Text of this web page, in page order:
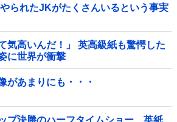
やられたJKがたくさんいるという事実
気高いんだ！」 英高級紙も驚愕した
に世界が衝撃
があまりにも・・・
プ決勝のハーフタイムショー、英紙